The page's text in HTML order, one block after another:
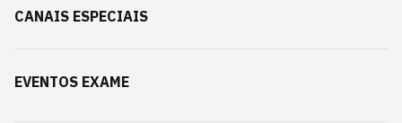
CANAIS ESPECIAIS
EVENTOS EXAME